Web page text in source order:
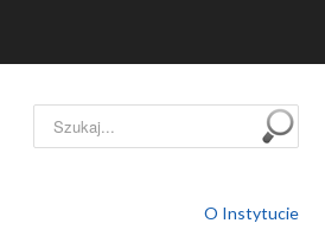
Szukaj...
O Instytucie